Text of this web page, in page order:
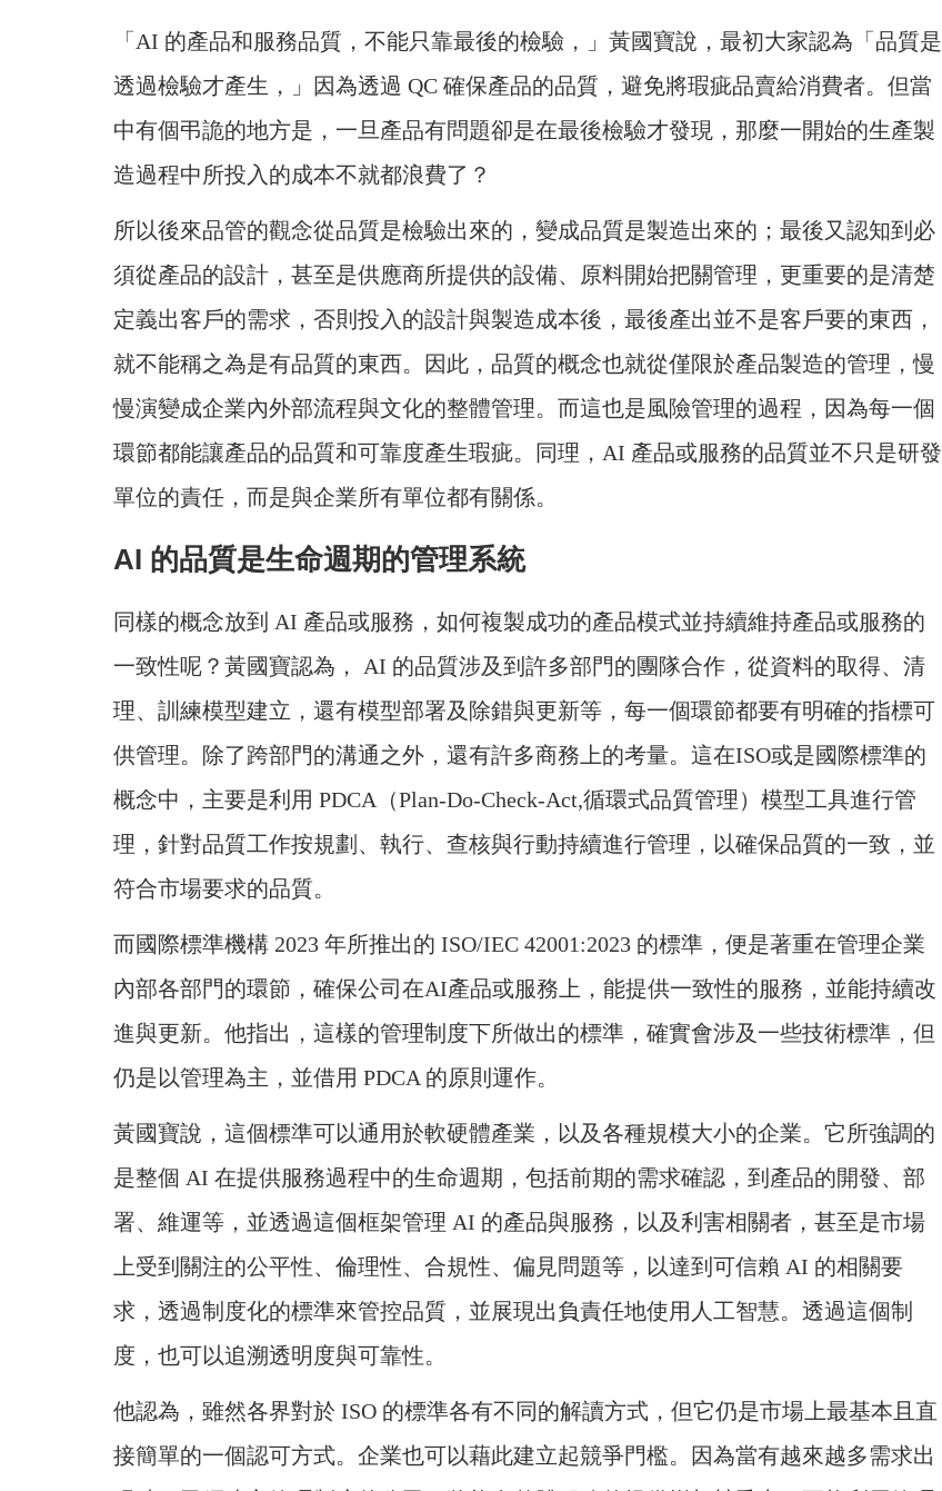
「AI 的產品和服務品質，不能只靠最後的檢驗，」黃國寶說，最初大家認為「品質是
透過檢驗才產生，」因為透過 QC 確保產品的品質，避免將瑕疵品賣給消費者。但當
中有個弔詭的地方是，一旦產品有問題卻是在最後檢驗才發現，那麼一開始的生產製
造過程中所投入的成本不就都浪費了？
所以後來品管的觀念從品質是檢驗出來的，變成品質是製造出來的；最後又認知到必
須從產品的設計，甚至是供應商所提供的設備、原料開始把關管理，更重要的是清楚
定義出客戶的需求，否則投入的設計與製造成本後，最後產出並不是客戶要的東西，
就不能稱之為是有品質的東西。因此，品質的概念也就從僅限於產品製造的管理，慢
慢演變成企業內外部流程與文化的整體管理。而這也是風險管理的過程，因為每一個
環節都能讓產品的品質和可靠度產生瑕疵。同理，AI 產品或服務的品質並不只是研發
單位的責任，而是與企業所有單位都有關係。
AI 的品質是生命週期的管理系統
同樣的概念放到 AI 產品或服務，如何複製成功的產品模式並持續維持產品或服務的
一致性呢？黃國寶認為， AI 的品質涉及到許多部門的團隊合作，從資料的取得、清
理、訓練模型建立，還有模型部署及除錯與更新等，每一個環節都要有明確的指標可
供管理。除了跨部門的溝通之外，還有許多商務上的考量。這在ISO或是國際標準的
概念中，主要是利用 PDCA（Plan-Do-Check-Act,循環式品質管理）模型工具進行管
理，針對品質工作按規劃、執行、查核與行動持續進行管理，以確保品質的一致，並
符合市場要求的品質。
而國際標準機構 2023 年所推出的 ISO/IEC 42001:2023 的標準，便是著重在管理企業
內部各部門的環節，確保公司在AI產品或服務上，能提供一致性的服務，並能持續改
進與更新。他指出，這樣的管理制度下所做出的標準，確實會涉及一些技術標準，但
仍是以管理為主，並借用 PDCA 的原則運作。
黃國寶說，這個標準可以通用於軟硬體產業，以及各種規模大小的企業。它所強調的
是整個 AI 在提供服務過程中的生命週期，包括前期的需求確認，到產品的開發、部
署、維運等，並透過這個框架管理 AI 的產品與服務，以及利害相關者，甚至是市場
上受到關注的公平性、倫理性、合規性、偏見問題等，以達到可信賴 AI 的相關要
求，透過制度化的標準來管控品質，並展現出負責任地使用人工智慧。透過這個制
度，也可以追溯透明度與可靠性。
他認為，雖然各界對於 ISO 的標準各有不同的解讀方式，但它仍是市場上最基本且直
接簡單的一個認可方式。企業也可以藉此建立起競爭門檻。因為當有越來越多需求出